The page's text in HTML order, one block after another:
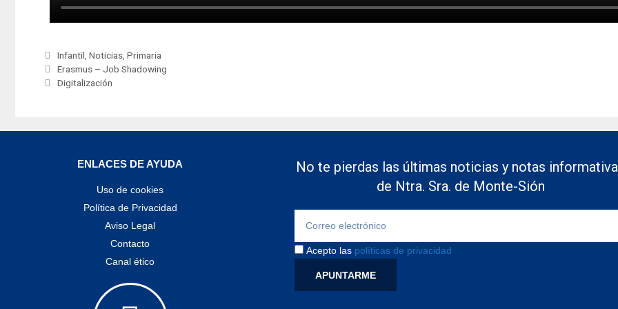
Infantil,Noticias,Primaria
Erasmus – Job Shadowing
Digitalización
ENLACES DE AYUDA
Uso de cookies
Política de Privacidad
Aviso Legal
Contacto
Canal ético
No te pierdas las últimas noticias y notas
de Ntra. Sra. de Monte-Sión
Acepto las políticas de privacidad
APUNTARME